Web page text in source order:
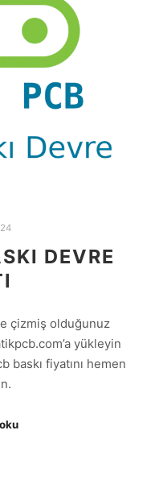
DEVRE
çizmiş olduğunuz
yükleyin
baskı fiyatını hemen